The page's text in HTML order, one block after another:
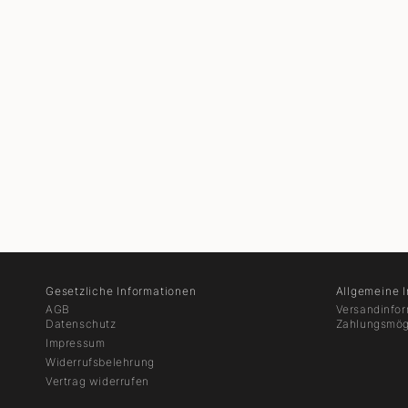
Gesetzliche Informationen
AGB
Datenschutz
Impressum
Widerrufsbelehrung
Vertrag widerrufen
Allgemeine